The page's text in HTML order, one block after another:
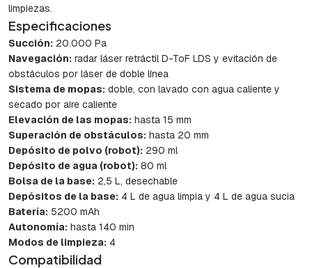
limpiezas.
Especificaciones
Succión: 20.000 Pa
Navegación: radar láser retráctil D-ToF LDS y evitación de
obstáculos por láser de doble línea
Sistema de mopas: doble, con lavado con agua caliente y
secado por aire caliente
Elevación de las mopas: hasta 15 mm
Superación de obstáculos: hasta 20 mm
Depósito de polvo (robot): 290 ml
Depósito de agua (robot): 80 ml
Bolsa de la base: 2,5 L, desechable
Depósitos de la base: 4 L de agua limpia y 4 L de agua sucia
Batería: 5200 mAh
Autonomía: hasta 140 min
Modos de limpieza: 4
Compatibilidad